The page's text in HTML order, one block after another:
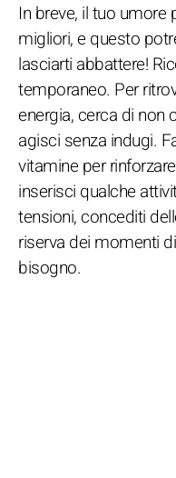
In breve, il tuo
migliori, e questo
lasciarti abbattere!
temporaneo. Per
energia, cerca di non
agisci senza indugi.
vitamine per
inserisci qualche
tensioni, concediti
riserva dei momenti
bisogno.